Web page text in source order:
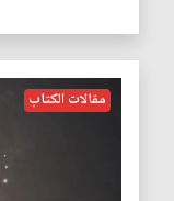
مقالات الكتاب